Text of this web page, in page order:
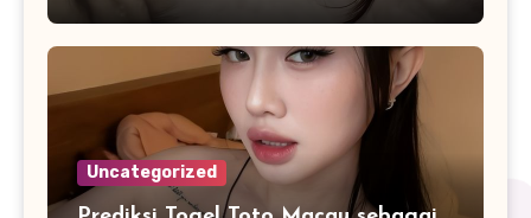
Uncategorized